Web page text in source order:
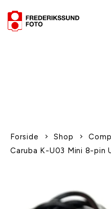
Forside Shop
Caruba K-U03 Mini 8-pin